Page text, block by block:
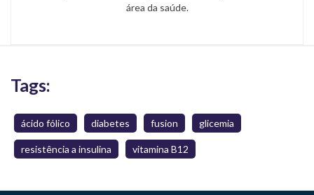
área da saúde.
Tags:
ácido fólico diabetes fusion glicemia
resistência a insulina vitamina B12